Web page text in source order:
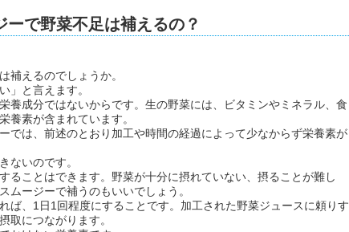
で野菜不足は補えるの？
補えるのでしょうか。
」と言えます。
養成分ではないからです。生の野菜には、ビタミンやミネラル、食
養素が含まれています。
では、前述のとおり加工や時間の経過によって少なからず栄養素が
ないのです。
ることはできます。野菜が十分に摂れていない、摂ることが難し
ムージーで補うのもいいでしょう。
ば、1日1回程度にすることです。加工された野菜ジュースに頼りす
取につながります。